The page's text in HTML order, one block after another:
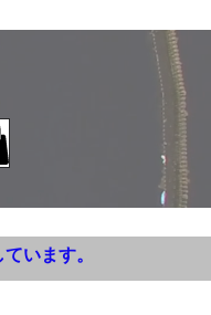
います。